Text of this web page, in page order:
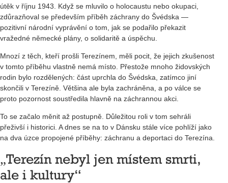
útěk v říjnu 1943. Když se mluvilo o holocaustu nebo okupaci,
zdůrazňoval se především příběh záchrany do Švédska —
pozitivní národní vyprávění o tom, jak se podařilo překazit
vražedné německé plány, o solidaritě a úspěchu.
Mnozí z těch, kteří prošli Terezínem, měli pocit, že jejich zkušenost
v tomto příběhu vlastně nemá místo. Přestože mnoho židovských
rodin bylo rozdělených: část uprchla do Švédska, zatímco jiní
skončili v Terezíně. Většina ale byla zachráněna, a po válce se
proto pozornost soustředila hlavně na záchrannou akci.
To se začalo měnit až postupně. Důležitou roli v tom sehráli
přeživší i historici. A dnes se na to v Dánsku stále více pohlíží jako
na dva úzce propojené příběhy: záchranu a deportaci do Terezína.
„Terezín nebyl jen místem smrti,
ale i kultury“